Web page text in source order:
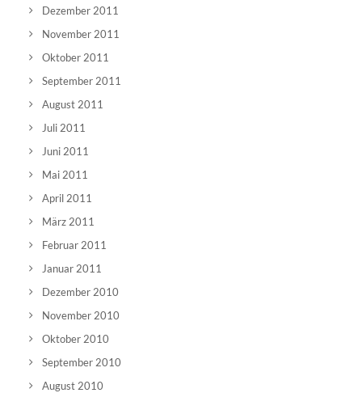
Dezember 2011
November 2011
Oktober 2011
September 2011
August 2011
Juli 2011
Juni 2011
Mai 2011
April 2011
März 2011
Februar 2011
Januar 2011
Dezember 2010
November 2010
Oktober 2010
September 2010
August 2010